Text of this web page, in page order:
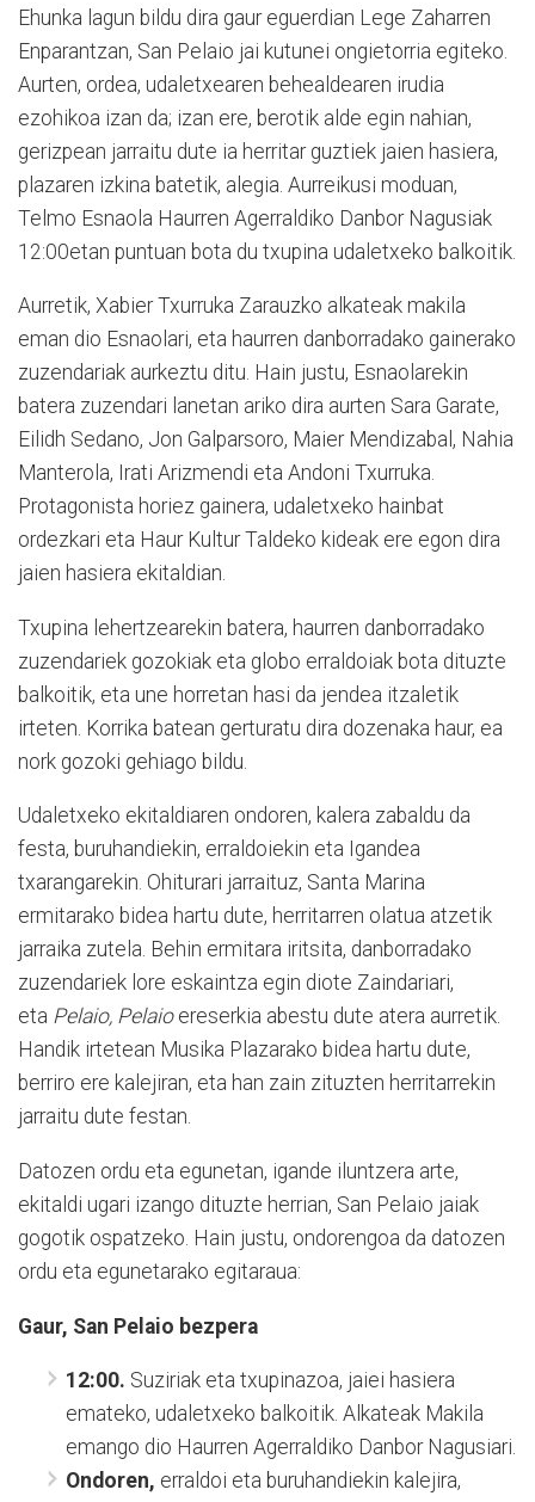
Ehunka lagun bildu dira gaur eguerdian Lege Zaharren
Enparantzan, San Pelaio jai kutunei ongietorria egiteko.
Aurten, ordea, udaletxearen behealdearen irudia
ezohikoa izan da; izan ere, berotik alde egin nahian,
gerizpean jarraitu dute ia herritar guztiek jaien hasiera,
plazaren izkina batetik, alegia. Aurreikusi moduan,
Telmo Esnaola Haurren Agerraldiko Danbor Nagusiak
12:00etan puntuan bota du txupina udaletxeko balkoitik.
Aurretik, Xabier Txurruka Zarauzko alkateak makila
eman dio Esnaolari, eta haurren danborradako gainerako
zuzendariak aurkeztu ditu. Hain justu, Esnaolarekin
batera zuzendari lanetan ariko dira aurten Sara Garate,
Eilidh Sedano, Jon Galparsoro, Maier Mendizabal, Nahia
Manterola, Irati Arizmendi eta Andoni Txurruka.
Protagonista horiez gainera, udaletxeko hainbat
ordezkari eta Haur Kultur Taldeko kideak ere egon dira
jaien hasiera ekitaldian.
Txupina lehertzearekin batera, haurren danborradako
zuzendariek gozokiak eta globo erraldoiak bota dituzte
balkoitik, eta une horretan hasi da jendea itzaletik
irteten. Korrika batean gerturatu dira dozenaka haur, ea
nork gozoki gehiago bildu.
Udaletxeko ekitaldiaren ondoren, kalera zabaldu da
festa, buruhandiekin, erraldoiekin eta Igandea
txarangarekin. Ohiturari jarraituz, Santa Marina
ermitarako bidea hartu dute, herritarren olatua atzetik
jarraika zutela. Behin ermitara iritsita, danborradako
zuzendariek lore eskaintza egin diote Zaindariari,
eta Pelaio, Pelaio ereserkia abestu dute atera aurretik.
Handik irtetean Musika Plazarako bidea hartu dute,
berriro ere kalejiran, eta han zain zituzten herritarrekin
jarraitu dute festan.
Datozen ordu eta egunetan, igande iluntzera arte,
ekitaldi ugari izango dituzte herrian, San Pelaio jaiak
gogotik ospatzeko. Hain justu, ondorengoa da datozen
ordu eta egunetarako egitaraua:
Gaur, San Pelaio bezpera
12:00. Suziriak eta txupinazoa, jaiei hasiera
emateko, udaletxeko balkoitik. Alkateak Makila
emango dio Haurren Agerraldiko Danbor Nagusiari.
Ondoren, erraldoi eta buruhandiekin kalejira,